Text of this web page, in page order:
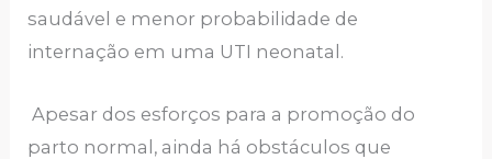
saudável e menor probabilidade de
internação em uma UTI neonatal.
Apesar dos esforços para a promoção do
parto normal, ainda há obstáculos que